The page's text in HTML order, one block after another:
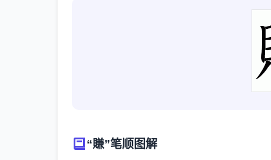
“賺”笔顺图解